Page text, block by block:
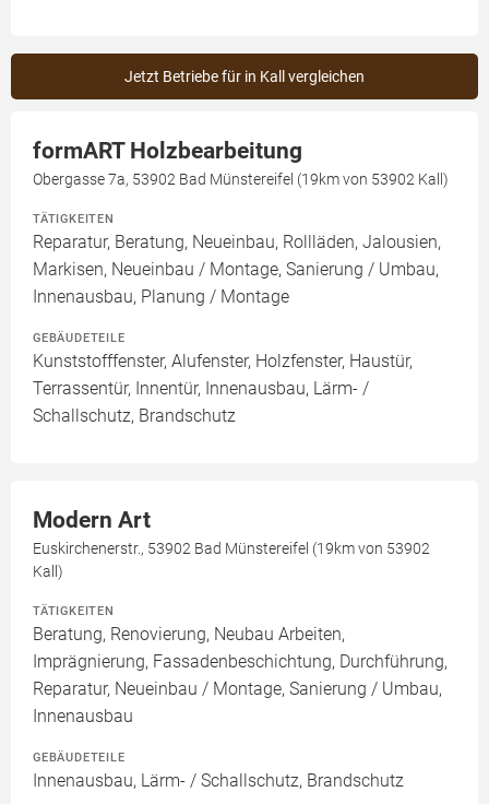
Jetzt Betriebe für in Kall vergleichen
formART Holzbearbeitung
Obergasse 7a, 53902 Bad Münstereifel (19km von 53902 Kall)
TÄTIGKEITEN
Reparatur, Beratung, Neueinbau, Rollläden, Jalousien,
Markisen, Neueinbau / Montage, Sanierung / Umbau,
Innenausbau, Planung / Montage
GEBÄUDETEILE
Kunststofffenster, Alufenster, Holzfenster, Haustür,
Terrassentür, Innentür, Innenausbau, Lärm- /
Schallschutz, Brandschutz
Modern Art
Euskirchenerstr., 53902 Bad Münstereifel (19km von 53902
Kall)
TÄTIGKEITEN
Beratung, Renovierung, Neubau Arbeiten,
Imprägnierung, Fassadenbeschichtung, Durchführung,
Reparatur, Neueinbau / Montage, Sanierung / Umbau,
Innenausbau
GEBÄUDETEILE
Innenausbau, Lärm- / Schallschutz, Brandschutz